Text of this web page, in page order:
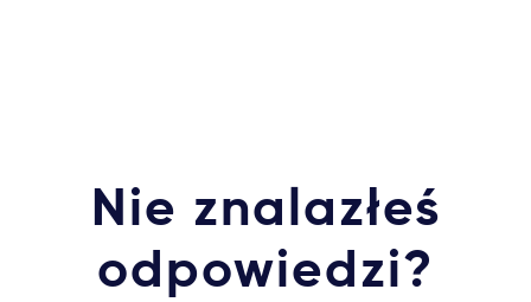
Nie znalazłeś
odpowiedzi?